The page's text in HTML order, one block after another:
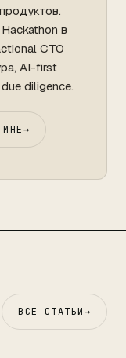
в
CTO
AI-first
diligence.
→
ВСЕ СТАТЬИ→